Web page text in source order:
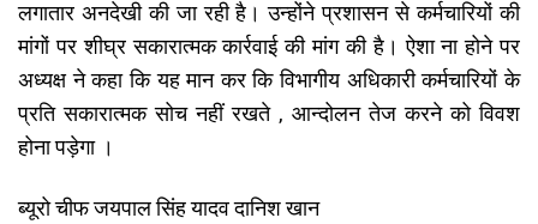
लगातार अनदेखी की जा रही है। उन्होंने प्रशासन से कर्मचारियों की
मांगों पर शीघ्र सकारात्मक कार्रवाई की मांग की है। ऐशा ना होने पर
अध्यक्ष ने कहा कि यह मान कर कि विभागीय अधिकारी कर्मचारियों के
प्रति सकारात्मक सोच नहीं रखते , आन्दोलन तेज करने को विवश
होना पड़ेगा ।
ब्यूरो चीफ जयपाल सिंह यादव दानिश खान